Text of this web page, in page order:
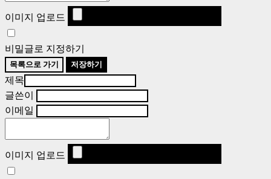
이미지 업로드
비밀글로 지정하기
목록으로 가기 저장하기
제목
글쓴이
이메일
이미지 업로드